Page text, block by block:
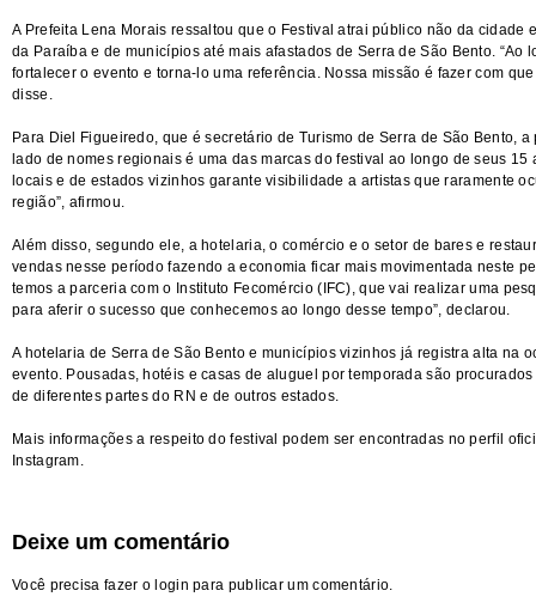
A Prefeita Lena Morais ressaltou que o Festival atrai público não da cidade
da Paraíba e de municípios até mais afastados de Serra de São Bento. “Ao
fortalecer o evento e torna-lo uma referência. Nossa missão é fazer com
disse.
Para Diel Figueiredo, que é secretário de Turismo de Serra de São Bento,
lado de nomes regionais é uma das marcas do festival ao longo de seus 15
locais e de estados vizinhos garante visibilidade a artistas que raramente
região”, afirmou.
Além disso, segundo ele, a hotelaria, o comércio e o setor de bares e
vendas nesse período fazendo a economia ficar mais movimentada neste
temos a parceria com o Instituto Fecomércio (IFC), que vai realizar uma
para aferir o sucesso que conhecemos ao longo desse tempo”, declarou.
A hotelaria de Serra de São Bento e municípios vizinhos já registra alta na
evento. Pousadas, hotéis e casas de aluguel por temporada são
de diferentes partes do RN e de outros estados.
Mais informações a respeito do festival podem ser encontradas no perfil
Instagram.
Deixe um comentário
Você precisa fazer o login para publicar um comentário.